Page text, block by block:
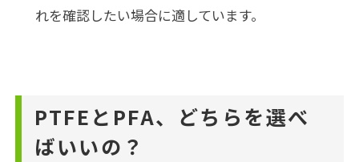
れを確認したい場合に適しています。
PTFEとPFA、どちらを選べ
ばいいの？